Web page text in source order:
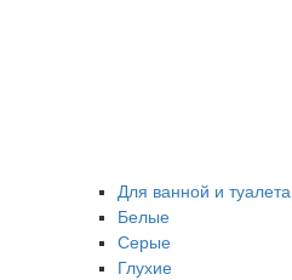
Для ванной и туалета
Белые
Серые
Глухие